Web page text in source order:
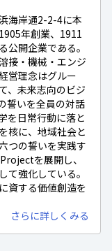
海岸通2-2-4に本
年創業、1911
開企業である。
接・機械・エンジ
営理念はグルー
、未来志向のビジ
誓いを全員の対話
を日常行動に落と
核に、地域社会と
つの誓いを実践す
を展開し、
強化している。
資する価値創造を
さらに詳しくみる